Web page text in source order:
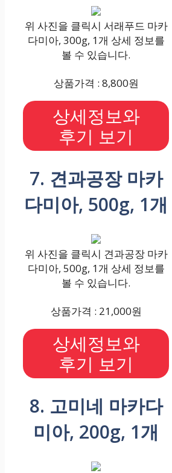
위 사진을 클릭시 서래푸드 마카
다미아, 300g, 1개 상세 정보를
볼 수 있습니다.
상품가격 : 8,800원
상세정보와
후기 보기
7. 견과공장 마카
다미아, 500g, 1개
위 사진을 클릭시 견과공장 마카
다미아, 500g, 1개 상세 정보를
볼 수 있습니다.
상품가격 : 21,000원
상세정보와
후기 보기
8. 고미네 마카다
미아, 200g, 1개